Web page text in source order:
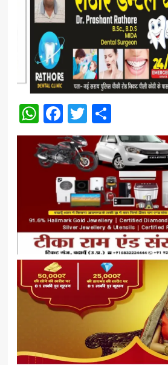
WhatsApp
Facebook
Twitter
Share